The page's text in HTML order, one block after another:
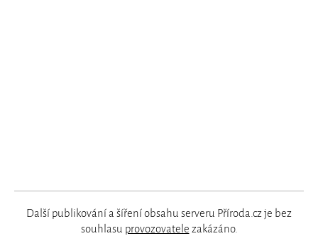
Další publikování a šíření obsahu serveru Příroda.cz je bez
souhlasu provozovatele zakázáno.